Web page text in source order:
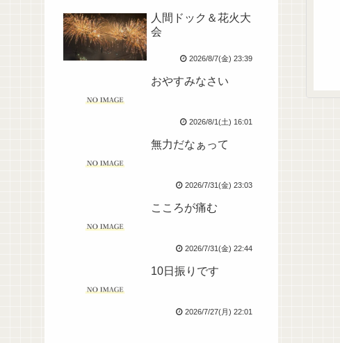
人間ドック＆花火大
会
2026/8/7(金) 23:39
おやすみなさい
2026/8/1(土) 16:01
無力だなぁって
2026/7/31(金) 23:03
こころが痛む
2026/7/31(金) 22:44
10日振りです
2026/7/27(月) 22:01